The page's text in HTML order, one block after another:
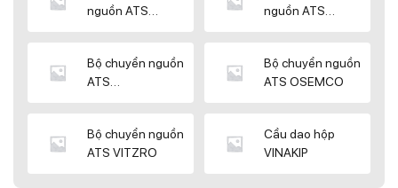
nguồn ATS
nguồn ATS
Bộ chuyển nguồn
ATS
Bộ chuyển nguồn
ATS OSEMCO
Bộ chuyển nguồn
ATS VITZRO
Cầu dao hộp
VINAKIP